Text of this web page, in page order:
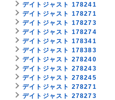
デイトジャスト 178241
デイトジャスト 178271
デイトジャスト 178273
デイトジャスト 178274
デイトジャスト 178341
デイトジャスト 178383
デイトジャスト 278240
デイトジャスト 278243
デイトジャスト 278245
デイトジャスト 278271
デイトジャスト 278273